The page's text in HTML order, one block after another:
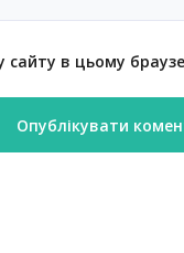
сайту в цьому